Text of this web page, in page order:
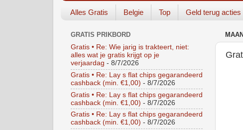
Alles Gratis Belgie Top Geld terug acties
GRATIS PRIKBORD
Gratis • Re: Wie jarig is trakteert, niet:
alles wat je gratis krijgt op je
verjaardag - 8/7/2026
Gratis • Re: Lay s flat chips gegarandeerd
cashback (min. €1,00) - 8/7/2026
Gratis • Re: Lay s flat chips gegarandeerd
cashback (min. €1,00) - 8/7/2026
Gratis • Re: Lay s flat chips gegarandeerd
cashback (min. €1,00) - 8/7/2026